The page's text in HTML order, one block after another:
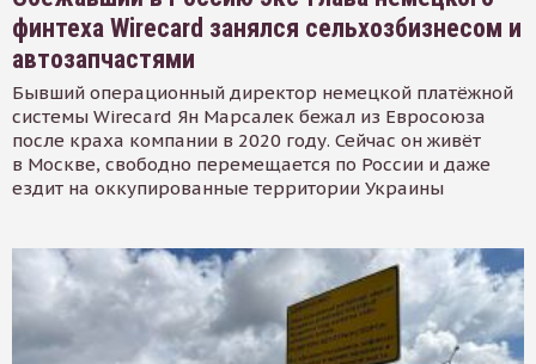
финтеха Wirecard занялся сельхозбизнесом и
автозапчастями
Бывший операционный директор немецкой платёжной
системы Wirecard Ян Марсалек бежал из Евросоюза
после краха компании в 2020 году. Сейчас он живёт
в Москве, свободно перемещается по России и даже
ездит на оккупированные территории Украины